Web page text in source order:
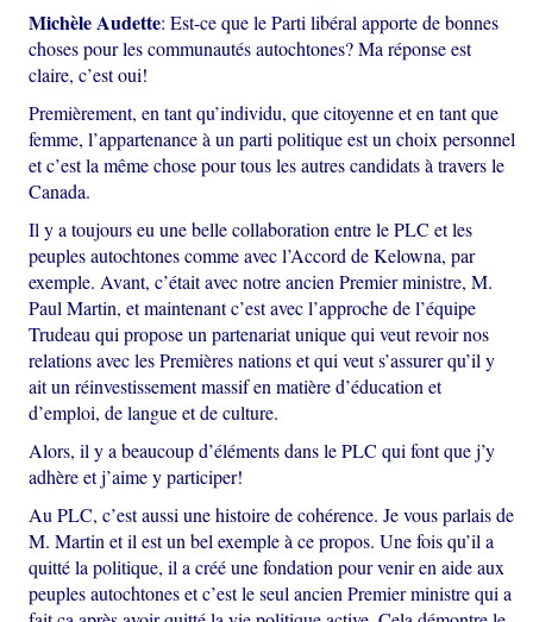
Michèle Audette: Est-ce que le Parti libéral apporte de bonnes
choses pour les communautés autochtones? Ma réponse est
claire, c’est oui!
Premièrement, en tant qu’individu, que citoyenne et en tant que
femme, l’appartenance à un parti politique est un choix personnel
et c’est la même chose pour tous les autres candidats à travers le
Canada.
Il y a toujours eu une belle collaboration entre le PLC et les
peuples autochtones comme avec l’Accord de Kelowna, par
exemple. Avant, c’était avec notre ancien Premier ministre, M.
Paul Martin, et maintenant c’est avec l’approche de l’équipe
Trudeau qui propose un partenariat unique qui veut revoir nos
relations avec les Premières nations et qui veut s’assurer qu’il y
ait un réinvestissement massif en matière d’éducation et
d’emploi, de langue et de culture.
Alors, il y a beaucoup d’éléments dans le PLC qui font que j’y
adhère et j’aime y participer!
Au PLC, c’est aussi une histoire de cohérence. Je vous parlais de
M. Martin et il est un bel exemple à ce propos. Une fois qu’il a
quitté la politique, il a créé une fondation pour venir en aide aux
peuples autochtones et c’est le seul ancien Premier ministre qui a